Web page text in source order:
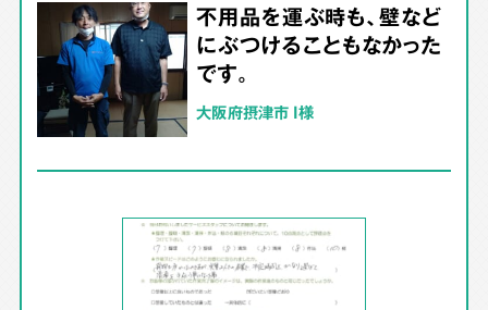
不用品を運ぶ時も、壁など
にぶつけることもなかった
です。
大阪府摂津市 I様